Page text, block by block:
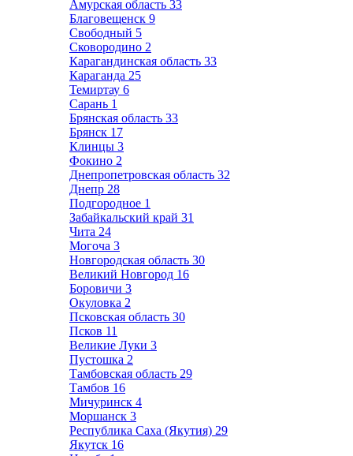
Амурская область 33
Благовещенск 9
Свободный 5
Сковородино 2
Карагандинская область 33
Караганда 25
Темиртау 6
Сарань 1
Брянская область 33
Брянск 17
Клинцы 3
Фокино 2
Днепропетровская область 32
Днепр 28
Подгородное 1
Забайкальский край 31
Чита 24
Могоча 3
Новгородская область 30
Великий Новгород 16
Боровичи 3
Окуловка 2
Псковская область 30
Псков 11
Великие Луки 3
Пустошка 2
Тамбовская область 29
Тамбов 16
Мичуринск 4
Моршанск 3
Республика Саха (Якутия) 29
Якутск 16